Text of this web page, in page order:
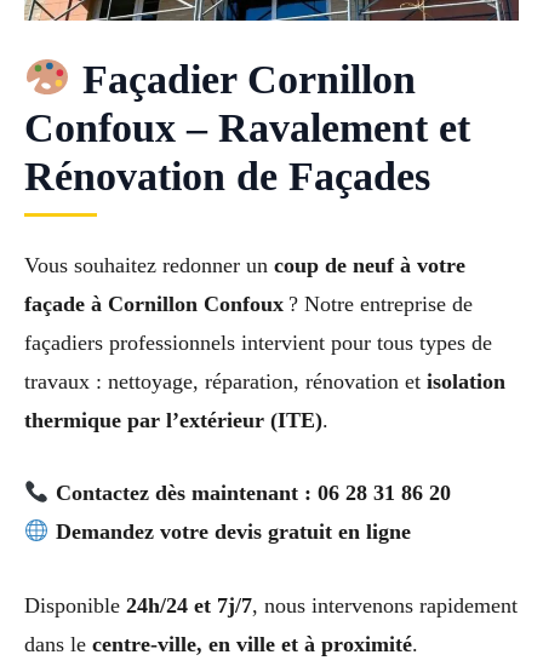
Façadier Cornillon
Confoux – Ravalement et
Rénovation de Façades
Vous souhaitez redonner un coup de neuf à votre
façade à Cornillon Confoux ? Notre entreprise de
façadiers professionnels intervient pour tous types de
travaux : nettoyage, réparation, rénovation et isolation
thermique par l’extérieur (ITE).
Contactez dès maintenant : 06 28 31 86 20
Demandez votre devis gratuit en ligne
Disponible 24h/24 et 7j/7, nous intervenons rapidement
dans le centre-ville, en ville et à proximité.